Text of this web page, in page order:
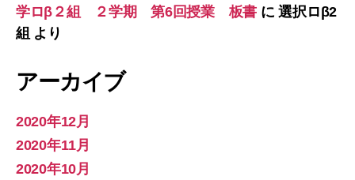
学ロβ２組 ２学期 第6回授業 板書 に選択ロβ2
組 より
アーカイブ
2020年12月
2020年11月
2020年10月